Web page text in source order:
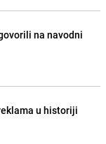
na navodni
u historiji